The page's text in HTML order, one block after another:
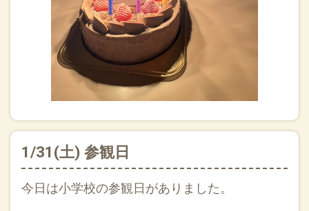
1/31(土) 参観日
今日は小学校の参観日がありました。